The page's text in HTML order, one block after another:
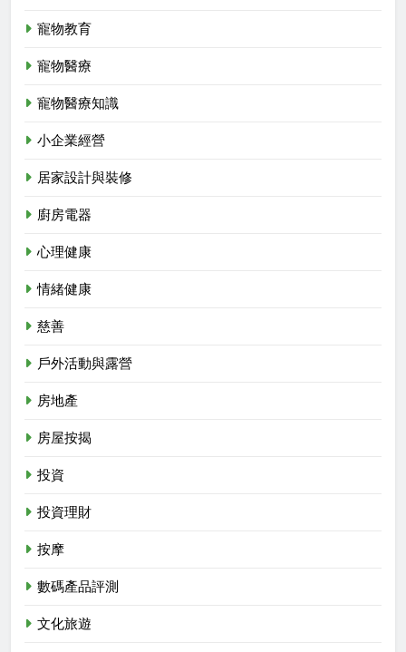
寵物教育
寵物醫療
寵物醫療知識
小企業經營
居家設計與裝修
廚房電器
心理健康
情緒健康
慈善
戶外活動與露營
房地產
房屋按揭
投資
投資理財
按摩
數碼產品評測
文化旅遊